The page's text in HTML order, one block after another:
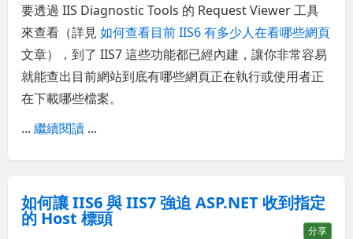
要透過 IIS Diagnostic Tools 的 Request Viewer 工具
來查看（詳見如何查看目前 IIS6 有多少人在看哪些網頁
文章），到了 IIS7 這些功能都已經內建，讓你非常容易
就能查出目前網站到底有哪些網頁正在執行或使用者正
在下載哪些檔案。
...繼續閱讀 ...
如何讓 IIS6 與 IIS7 強迫 ASP.NET 收到指定
的 Host 標頭
分享